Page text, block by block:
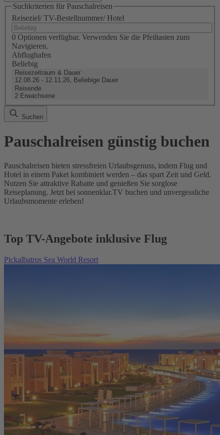
Suchkriterien für Pauschalreisen
Reiseziel/ TV-Bestellnummer/ Hotel
0 Optionen verfügbar. Verwenden Sie die Pfeiltasten zum
Navigieren.
Abflughafen
Beliebig
Reisezeitraum & Dauer
12.08.26 - 12.11.26, Beliebige Dauer
Reisende
2 Erwachsene
Suchen
Pauschalreisen günstig buchen
Pauschalreisen bieten stressfreien Urlaubsgenuss, indem Flug und
Hotel in einem Paket kombiniert werden – das spart Zeit und Geld.
Nutzen Sie attraktive Rabatte und genießen Sie sorglose
Reiseplanung. Jetzt bei sonnenklar.TV buchen und unvergessliche
Urlaubsmomente erleben!
Top TV-Angebote inklusive Flug
Pickalbatros Sea World Resort